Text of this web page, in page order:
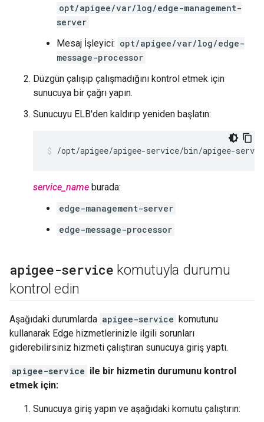
opt/apigee/var/log/edge-management-
server
Mesaj İşleyici: opt/apigee/var/log/edge-
message-processor
Düzgün çalışıp çalışmadığını kontrol etmek için
sunucuya bir çağrı yapın.
Sunucuyu ELB'den kaldırıp yeniden başlatın:
/opt/apigee/apigee-service/bin/apigee-
service_name burada:
edge-management-server
edge-message-processor
apigee-service komutuyla durumu
kontrol edin
Aşağıdaki durumlarda apigee-service komutunu
kullanarak Edge hizmetlerinizle ilgili sorunları
giderebilirsiniz hizmeti çalıştıran sunucuya giriş yaptı.
apigee-service ile bir hizmetin durumunu kontrol
etmek için:
Sunucuya giriş yapın ve aşağıdaki komutu çalıştırın: